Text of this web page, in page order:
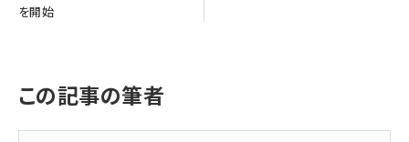
を開始
この記事の筆者